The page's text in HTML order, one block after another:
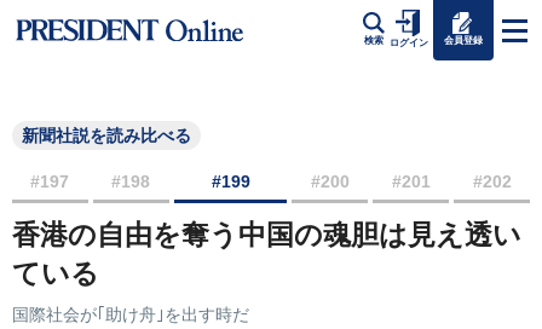
検索 ログイン 会員登録
新聞社説を読み比べる
#197 #198 #199 #200 #201 #202
香港の自由を奪う中国の魂胆は見え透い
ている
国際社会が｢助け舟｣を出す時だ